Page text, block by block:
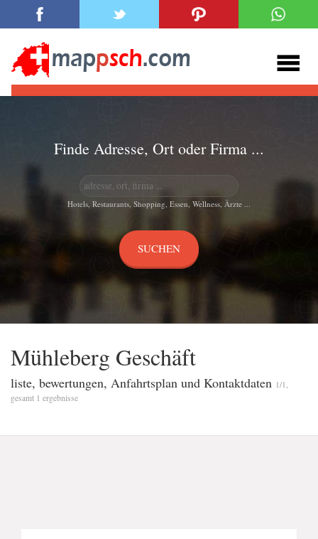
Finde Adresse, Ort oder Firma ...
Hotels, Restaurants, Shopping, Essen, Wellness, Ärzte ...
Mühleberg Geschäft
liste, bewertungen, Anfahrtsplan und Kontaktdaten 1/1,
gesamt 1 ergebnisse